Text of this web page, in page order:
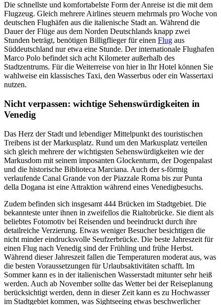
Die schnellste und komfortabelste Form der Anreise ist die mit dem
Flugzeug. Gleich mehrere Airlines steuern mehrmals pro Woche von
deutschen Flughäfen aus die italienische Stadt an. Während die
Dauer der Flüge aus dem Norden Deutschlands knapp zwei
Stunden beträgt, benötigen Billigflieger für einen Flug aus
Süddeutschland nur etwa eine Stunde. Der internationale Flughafen
Marco Polo befindet sich acht Kilometer außerhalb des
Stadtzentrums. Für die Weiterreise von hier in Ihr Hotel können Sie
wahlweise ein klassisches Taxi, den Wasserbus oder ein Wassertaxi
nutzen.
Nicht verpassen: wichtige Sehenswürdigkeiten in
Venedig
Das Herz der Stadt und lebendiger Mittelpunkt des touristischen
Treibens ist der Markusplatz. Rund um den Markusplatz verteilen
sich gleich mehrere der wichtigsten Sehenswürdigkeiten wie der
Markusdom mit seinem imposanten Glockenturm, der Dogenpalast
und die historische Biblioteca Marciana. Auch der s-förmig
verlaufende Canal Grande von der Piazzale Roma bis zur Punta
della Dogana ist eine Attraktion während eines Venedigbesuchs.
Zudem befinden sich insgesamt 444 Brücken im Stadtgebiet. Die
bekannteste unter ihnen in zweifellos die Rialtobrücke. Sie dient als
beliebtes Fotomotiv bei Reisenden und beeindruckt durch ihre
detailreiche Verzierung. Etwas weniger Besucher besichtigen die
nicht minder eindrucksvolle Seufzerbrücke. Die beste Jahreszeit für
einen Flug nach Venedig sind der Frühling und frühe Herbst.
Während dieser Jahreszeit fallen die Temperaturen moderat aus, was
die besten Voraussetzungen für Urlaubsaktivitäten schafft. Im
Sommer kann es in der italienischen Wasserstadt mitunter sehr heiß
werden. Auch ab November sollte das Wetter bei der Reiseplanung
berücksichtigt werden, denn in dieser Zeit kann es zu Hochwasser
im Stadtgebiet kommen, was Sightseeing etwas beschwerlicher